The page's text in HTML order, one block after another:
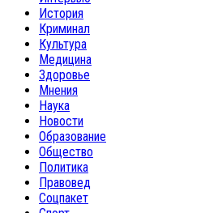
История
Криминал
Культура
Медицина
Здоровье
Мнения
Наука
Новости
Образование
Общество
Политика
Правовед
Соцпакет